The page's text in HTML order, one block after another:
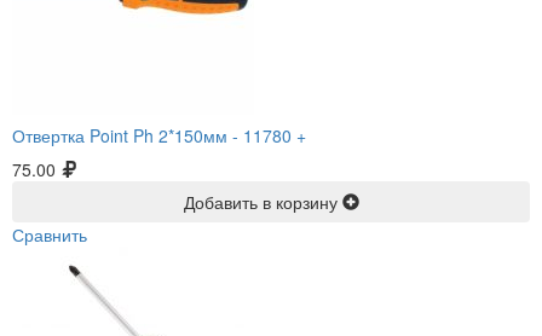
Отвертка Point Ph 2*150мм - 11780 +
75.00
Добавить в корзину
Сравнить